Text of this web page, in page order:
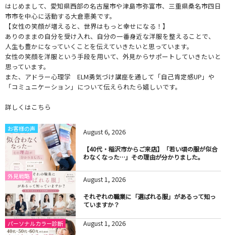
はじめまして、愛知県西部の名古屋市や津島市弥富市、三重県桑名市四日
市市を中心に活動する大倉恵美です。
【女性の笑顔が増えると、世界はもっと幸せになる！】
ありのままの自分を受け入れ、自分の一番身近な洋服を整えることで、
人生も豊かになっていくことを伝えていきたいと思っています。
女性の笑顔を洋服という手段を用いて、外見からサポートしていきたいと
思っています。
また、アドラー心理学 ELM勇気づけ講座を通して「自己肯定感UP」や
「コミュニケーション」について伝えられたら嬉しいです。
詳しくはこちら
お客様の声 August6, 2026
【40代・稲沢市からご来店】「若い頃の服が似合
わなくなった…」その理由が分かりました。
外見戦略 August 1 , 2026
それぞれの職業に「選ばれる服」があるって知っ
ていますか？
パーソナルカラー診断 August 1 , 2026